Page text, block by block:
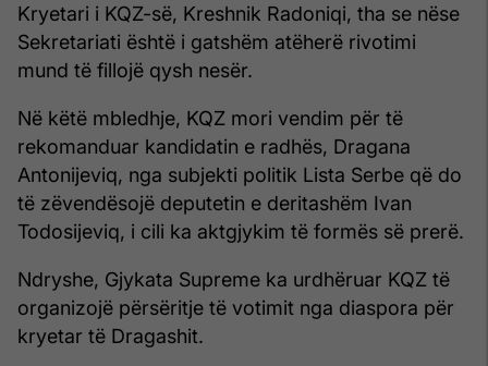
Kryetari i KQZ-së, Kreshnik Radoniqi, tha se nëse
Sekretariati është i gatshëm atëherë rivotimi
mund të fillojë qysh nesër.
Në këtë mbledhje, KQZ mori vendim për të
rekomanduar kandidatin e radhës, Dragana
Antonijeviq, nga subjekti politik Lista Serbe që do
të zëvendësojë deputetin e deritashëm Ivan
Todosijeviq, i cili ka aktgjykim të formës së prerë.
Ndryshe, Gjykata Supreme ka urdhëruar KQZ të
organizojë përsëritje të votimit nga diaspora për
kryetar të Dragashit.